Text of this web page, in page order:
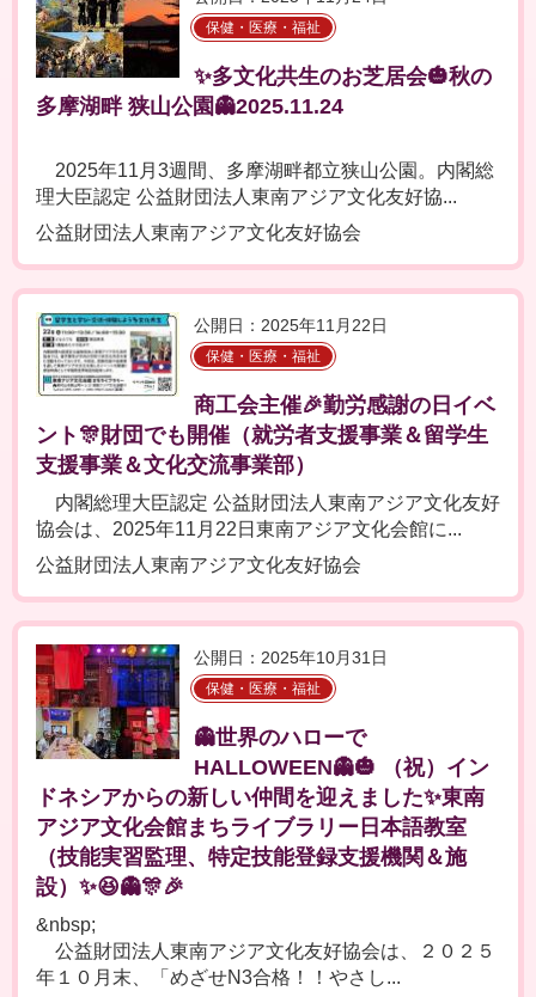
保健・医療・福祉
✨多文化共生のお芝居会🎃秋の
多摩湖畔 狭山公園👻2025.11.24
2025年11月3週間、多摩湖畔都立狭山公園。内閣総
理大臣認定 公益財団法人東南アジア文化友好協...
公益財団法人東南アジア文化友好協会
公開日：2025年11月22日
保健・医療・福祉
商工会主催🎉勤労感謝の日イベ
ント🎊財団でも開催（就労者支援事業＆留学生
支援事業＆文化交流事業部）
内閣総理大臣認定 公益財団法人東南アジア文化友好
協会は、2025年11月22日東南アジア文化会館に...
公益財団法人東南アジア文化友好協会
公開日：2025年10月31日
保健・医療・福祉
👻世界のハローで
HALLOWEEN👻🎃 （祝）イン
ドネシアからの新しい仲間を迎えました✨東南
アジア文化会館まちライブラリー日本語教室
（技能実習監理、特定技能登録支援機関＆施
設）✨😆👻🎊🎉
&nbsp;
公益財団法人東南アジア文化友好協会は、２０２５
年１０月末、「めざせN3合格！！やさし...